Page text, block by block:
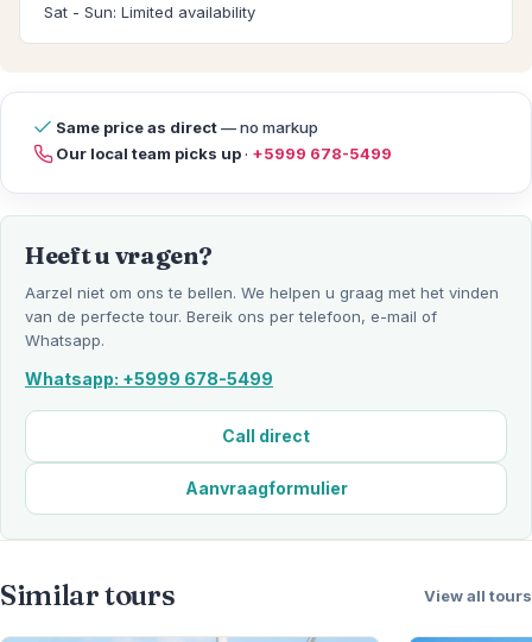
Sat - Sun: Limited availability
Same price as direct— no markup
Our local team picks up· +5999 678-5499
Heeft u vragen?
Aarzel niet om ons te bellen. We helpen u graag met het vinden
van de perfecte tour. Bereik ons per telefoon, e-mail of
Whatsapp.
Whatsapp: +5999 678-5499
Call direct
Aanvraagformulier
Similar tours View all tours